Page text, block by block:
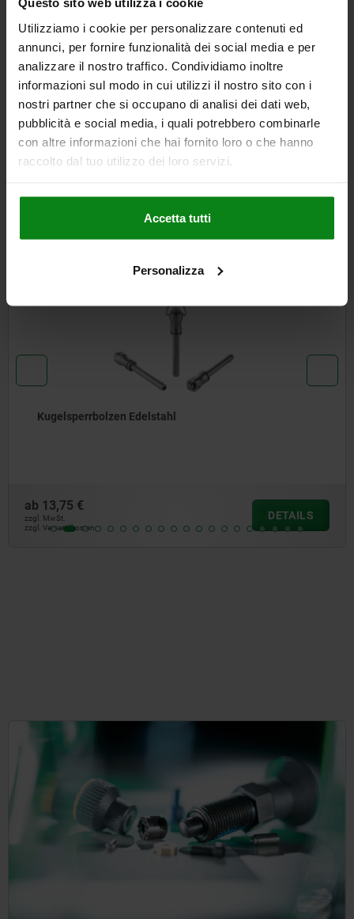
Utilizziamo i cookie per personalizzare contenuti ed
annunci, per fornire funzionalità dei social media e per
analizzare il nostro traffico. Condividiamo inoltre
informazioni sul modo in cui utilizzi il nostro sito con i
nostri partner che si occupano di analisi dei dati web,
pubblicità e social media, i quali potrebbero combinarle
con altre informazioni che hai fornito loro o che hanno
raccolto dal tuo utilizzo dei loro servizi.
Accetta tutti
Personalizza
zzgl. Versandkosten
DETAILS
CAD
Andere Kunden kauften auch
Kugelsperrbolzen Edelstahl
ab 13,75 €
zzgl. MwSt.
zzgl. Versandkosten
DETAILS